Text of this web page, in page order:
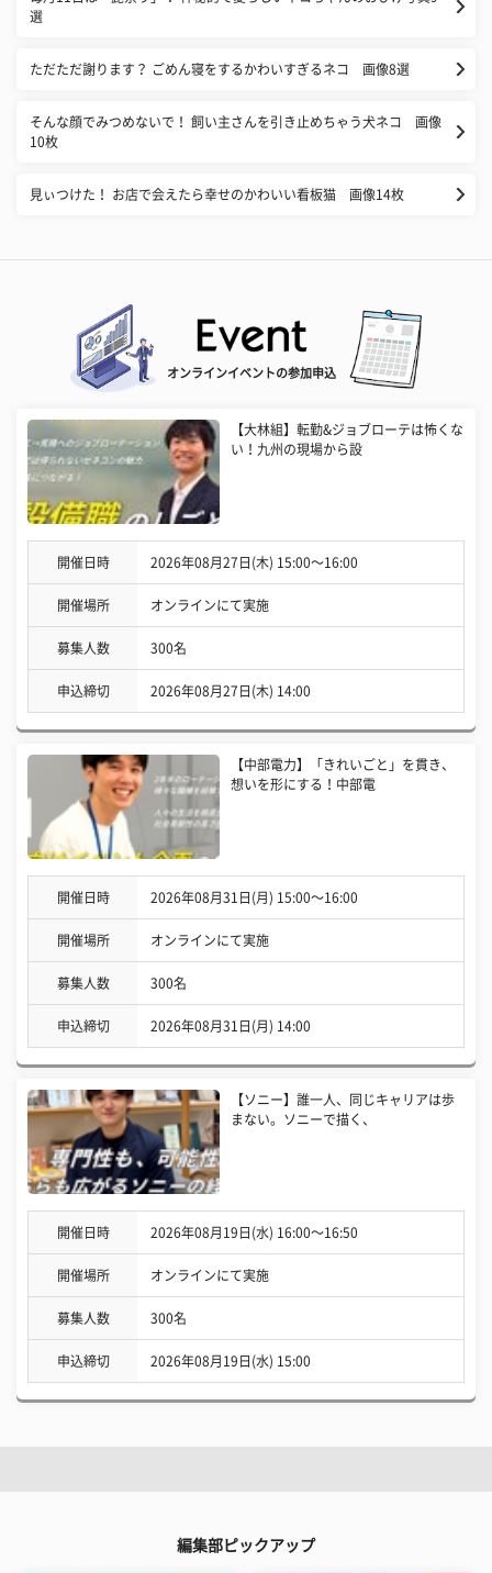
選
ただただ謝ります？ ごめん寝をするかわいすぎるネコ 画像8選
そんな顔でみつめないで！ 飼い主さんを引き止めちゃう犬ネコ 画像
10枚
見ぃつけた！ お店で会えたら幸せのかわいい看板猫 画像14枚
オンラインイベントの参加申込
【大林組】転勤&ジョブローテは怖くな
い！九州の現場から設
開催日時 2026年08月27日(木) 15:00〜16:00
開催場所 オンラインにて実施
募集人数 300名
申込締切 2026年08月27日(木) 14:00
【中部電力】「きれいごと」を貫き、
想いを形にする！中部電
開催日時 2026年08月31日(月) 15:00〜16:00
開催場所 オンラインにて実施
募集人数 300名
申込締切 2026年08月31日(月) 14:00
【ソニー】誰一人、同じキャリアは歩
まない。ソニーで描く、
開催日時 2026年08月19日(水) 16:00〜16:50
開催場所 オンラインにて実施
募集人数 300名
申込締切 2026年08月19日(水) 15:00
編集部ピックアップ